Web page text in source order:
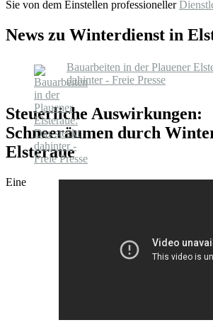
Sie von dem Einstellen professioneller
News zu Winterdienst in
Bauarbeiten in der Plauener
dahinter - Freie Presse
Steuerliche Auswirkungen:
Schneeräumen durch
Elsteraue
Eine